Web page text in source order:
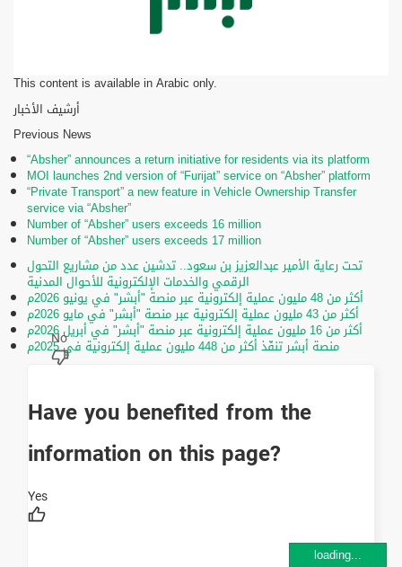
This content is available in Arabic only.
أرشيف الأخبار
Previous News
“Absher” announces a return initiative for residents via its platform
MOI launches 2nd version of “Furijat” service on “Absher” platform
“Private Transport” a new feature in Vehicle Ownership Transfer
service via “Absher”
Number of “Absher” users exceeds 16 million
Number of “Absher” users exceeds 17 million
تحت رعاية الأمير عبدالعزيز بن سعود.. تدشين عدد من مشاريع التحول
الرقمي والخدمات الإلكترونية للأحوال المدنية
أكثر من 48 مليون عملية إلكترونية عبر منصة "أبشر" في يونيو 2026م
أكثر من 43 مليون عملية إلكترونية عبر منصة "أبشر" في مايو 2026م
أكثر من 16 مليون عملية إلكترونية عبر منصة "أبشر" في أبريل 2026م
منصة أبشر تنفّذ أكثر من 448 مليون عملية إلكترونية في 2025م
Have you benefited from the
information on this page?
loading...